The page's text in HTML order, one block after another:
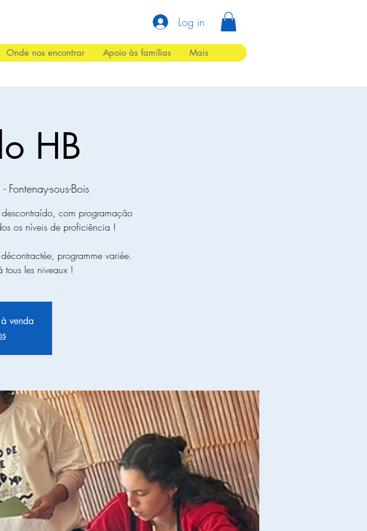
Log in
Onde nos encontrar Apoio às famílias Mais
HB
Fontenay-sous-Bois
com programação
os níveis de proficiência !
programme variée.
tous les niveaux !
venda